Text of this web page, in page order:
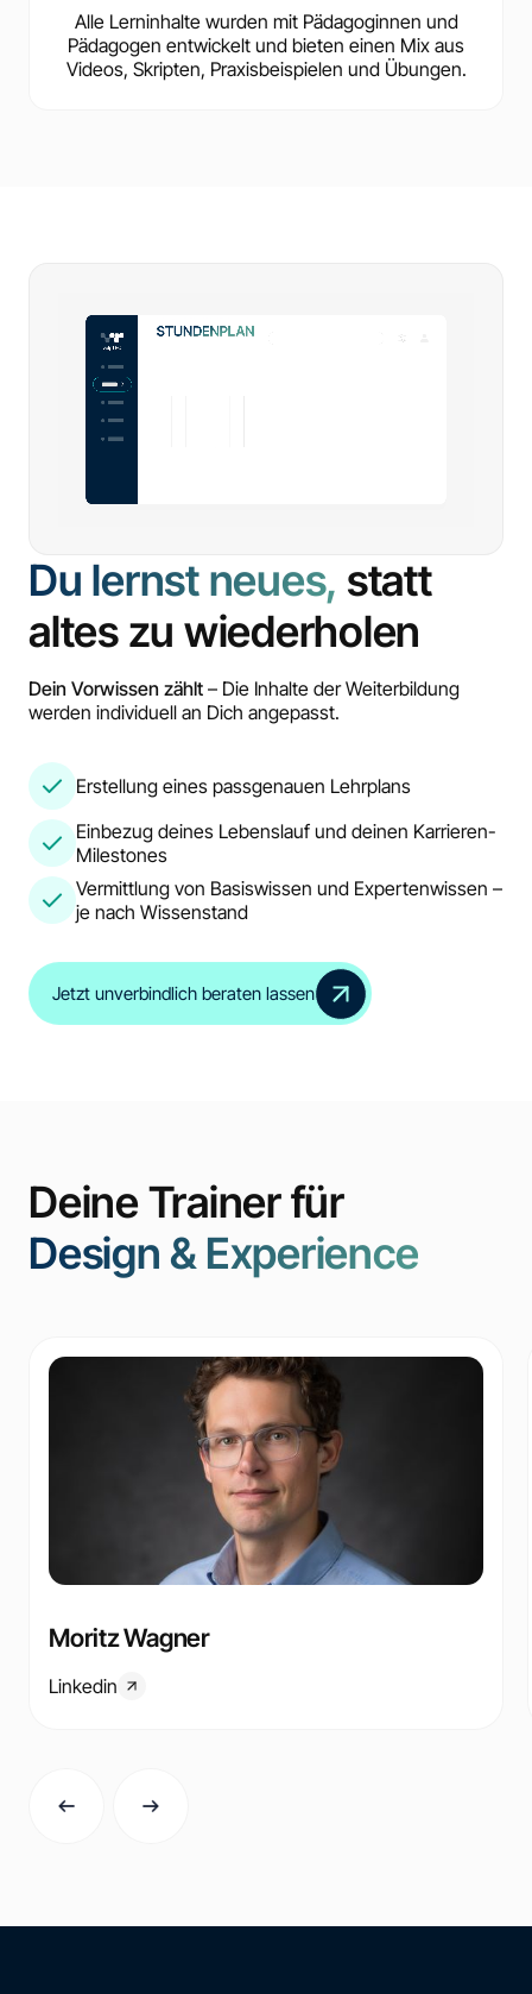
Alle Lerninhalte wurden mit Pädagoginnen und
Pädagogen entwickelt und bieten einen Mix aus
Videos, Skripten, Praxisbeispielen und Übungen.
Du lernst neues, statt
altes zu wiederholen
Dein Vorwissen zählt – Die Inhalte der Weiterbildung
werden individuell an Dich angepasst.
Erstellung eines passgenauen Lehrplans
Einbezug deines Lebenslauf und deinen Karrieren-
Milestones
Vermittlung von Basiswissen und Expertenwissen –
je nach Wissenstand
Jetzt unverbindlich beraten lassen
Deine Trainer für
Design & Experience
Moritz Wagner
Linkedin